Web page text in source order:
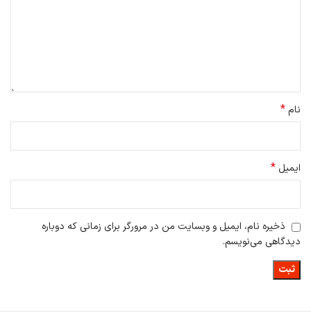
عملا مهمترین ویژگی که باید قبل از خرید اسپیکر در نظر گرفته شود، پخش
صدای آن است.
ساندبار یک جفت بلندگو با توان کلی تا 30 وات ارائه می دهد.
نام*
ایمیل *
ذخیره نام، ایمیل و وبسایت من در مرورگر برای زمانی که دوباره
دیدگاهی می‌نویسم.